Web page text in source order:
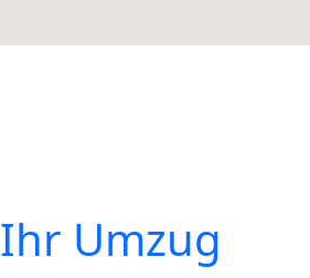
Ihr Umzug